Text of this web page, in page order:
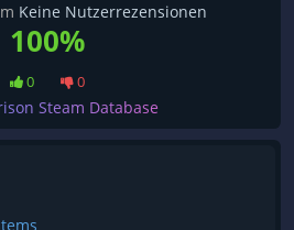
Keine Nutzerrezensionen
100%
0 0
Steam Database